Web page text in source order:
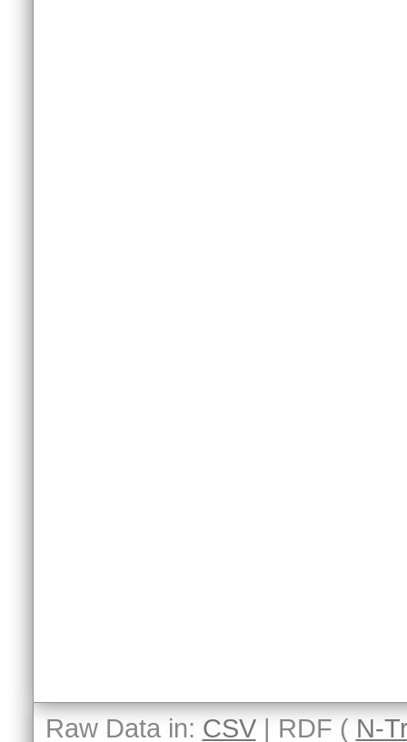
Raw Data in: CSV| RDF ( N-